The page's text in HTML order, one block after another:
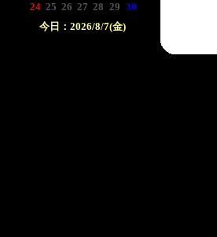
24 25 26 27 28 29 30
今日：2026/8/7(金)